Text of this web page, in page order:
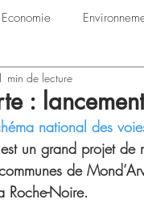
Economie
Manifestations
:
min de lecture
national des
un grand projet
de
Roche-Noire.